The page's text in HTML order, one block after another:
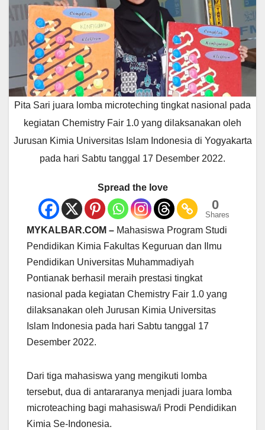
Pita Sari juara lomba microteching tingkat nasional pada
kegiatan Chemistry Fair 1.0 yang dilaksanakan oleh
Jurusan Kimia Universitas Islam Indonesia di Yogyakarta
pada hari Sabtu tanggal 17 Desember 2022.
Spread the love
0
Shares
MYKALBAR.COM – Mahasiswa Program Studi
Pendidikan Kimia Fakultas Keguruan dan Ilmu
Pendidikan Universitas Muhammadiyah
Pontianak berhasil meraih prestasi tingkat
nasional pada kegiatan Chemistry Fair 1.0 yang
dilaksanakan oleh Jurusan Kimia Universitas
Islam Indonesia pada hari Sabtu tanggal 17
Desember 2022.
Dari tiga mahasiswa yang mengikuti lomba
tersebut, dua di antararanya menjadi juara lomba
microteaching bagi mahasiswa/i Prodi Pendidikan
Kimia Se-Indonesia.